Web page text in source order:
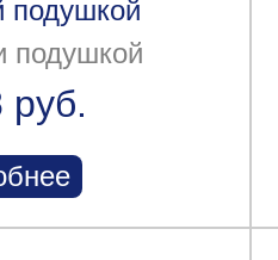
подушкой
подушкой
руб.